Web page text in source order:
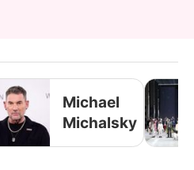
Michael
Michalsky